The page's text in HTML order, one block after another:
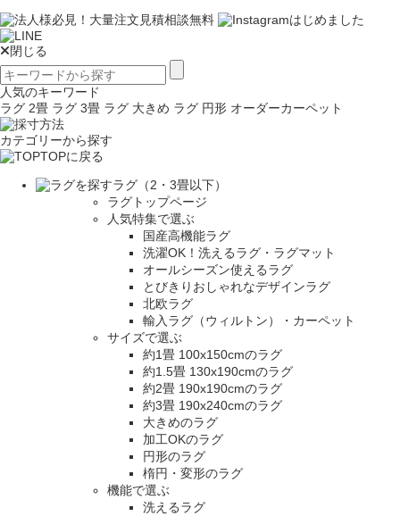
閉じる
人気のキーワード
ラグ 2畳 ラグ 3畳 ラグ 大きめ ラグ 円形 オーダーカーペット
カテゴリーから探す
TOPに戻る
ラグ（2・3畳以下）
ラグトップページ
人気特集で選ぶ
国産高機能ラグ
洗濯OK！洗えるラグ・ラグマット
オールシーズン使えるラグ
とびきりおしゃれなデザインラグ
北欧ラグ
輸入ラグ（ウィルトン）・カーペット
サイズで選ぶ
約1畳 100x150cmのラグ
約1.5畳 130x190cmのラグ
約2畳 190x190cmのラグ
約3畳 190x240cmのラグ
大きめのラグ
加工OKのラグ
円形のラグ
楕円・変形のラグ
機能で選ぶ
洗えるラグ